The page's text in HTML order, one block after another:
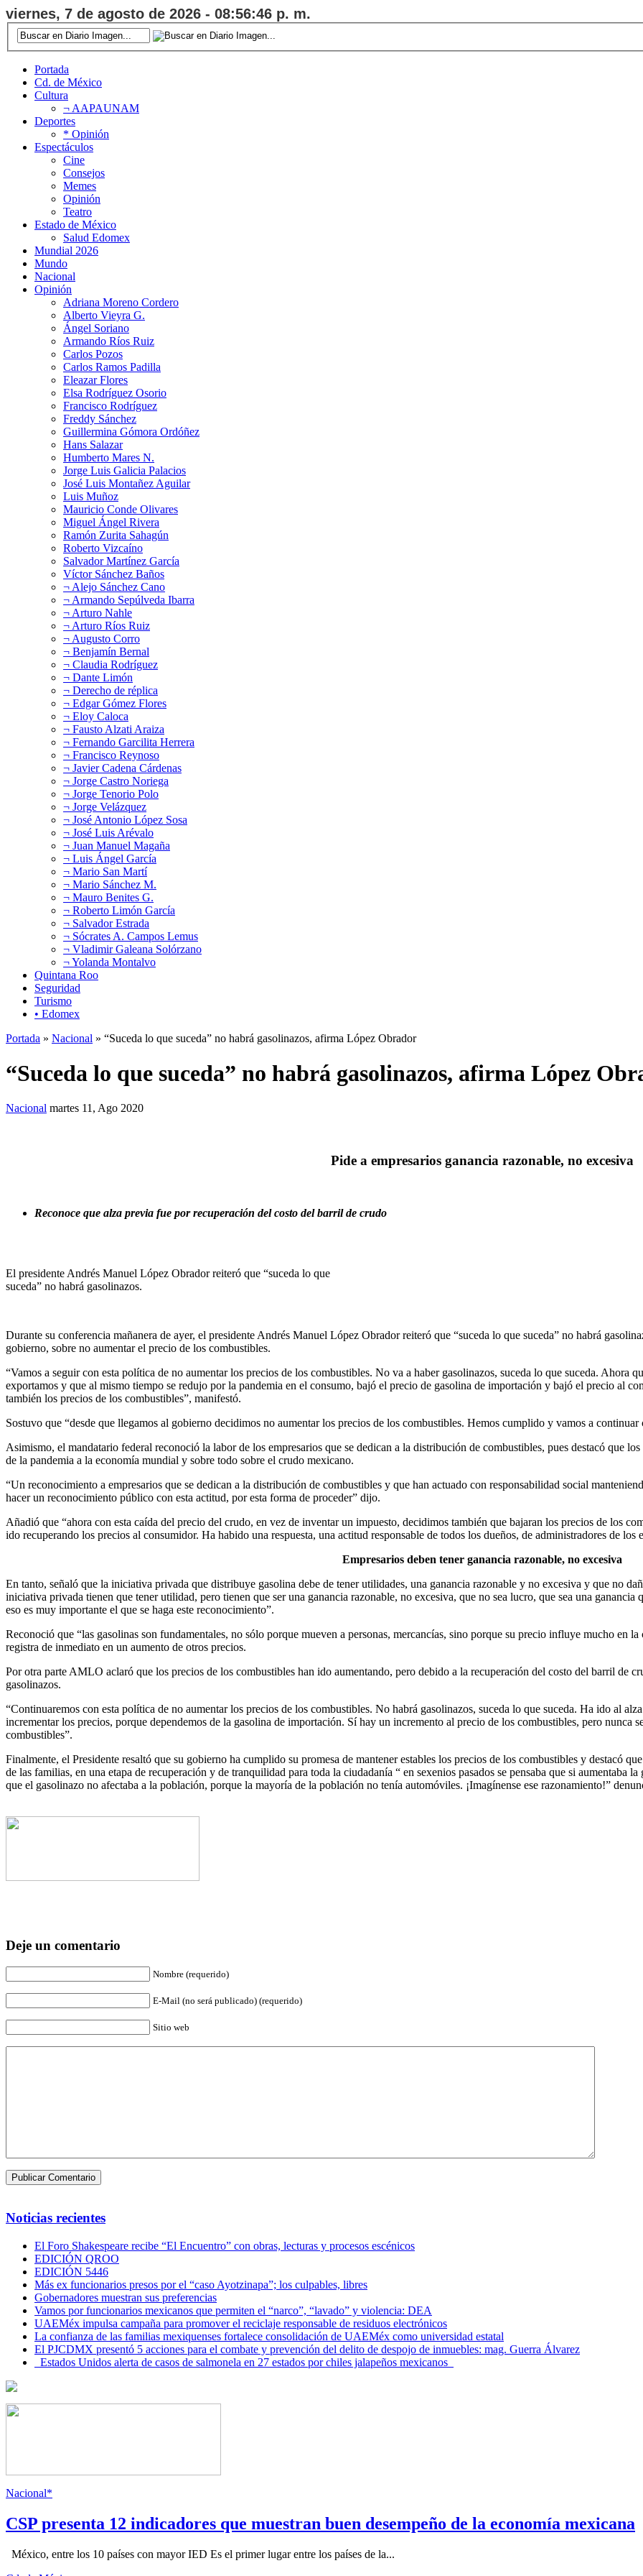
viernes, 7 de agosto de 2026 - 08:56:47 p. m.
Portada
Cd. de México
Cultura
¬ AAPAUNAM
Deportes
* Opinión
Espectáculos
Cine
Consejos
Memes
Opinión
Teatro
Estado de México
Salud Edomex
Mundial 2026
Mundo
Nacional
Opinión
Adriana Moreno Cordero
Alberto Vieyra G.
Ángel Soriano
Armando Ríos Ruiz
Carlos Pozos
Carlos Ramos Padilla
Eleazar Flores
Elsa Rodríguez Osorio
Francisco Rodríguez
Freddy Sánchez
Guillermina Gómora Ordóñez
Hans Salazar
Humberto Mares N.
Jorge Luis Galicia Palacios
José Luis Montañez Aguilar
Luis Muñoz
Mauricio Conde Olivares
Miguel Ángel Rivera
Ramón Zurita Sahagún
Roberto Vizcaíno
Salvador Martínez García
Víctor Sánchez Baños
¬ Alejo Sánchez Cano
¬ Armando Sepúlveda Ibarra
¬ Arturo Nahle
¬ Arturo Ríos Ruiz
¬ Augusto Corro
¬ Benjamín Bernal
¬ Claudia Rodríguez
¬ Dante Limón
¬ Derecho de réplica
¬ Edgar Gómez Flores
¬ Eloy Caloca
¬ Fausto Alzati Araiza
¬ Fernando Garcilita Herrera
¬ Francisco Reynoso
¬ Javier Cadena Cárdenas
¬ Jorge Castro Noriega
¬ Jorge Tenorio Polo
¬ Jorge Velázquez
¬ José Antonio López Sosa
¬ José Luis Arévalo
¬ Juan Manuel Magaña
¬ Luis Ángel García
¬ Mario San Martí
¬ Mario Sánchez M.
¬ Mauro Benites G.
¬ Roberto Limón García
¬ Salvador Estrada
¬ Sócrates A. Campos Lemus
¬ Vladimir Galeana Solórzano
¬ Yolanda Montalvo
Quintana Roo
Seguridad
Turismo
• Edomex
Portada » Nacional » “Suceda lo que suceda” no habrá gasolinazos, afirma López Obrador
“Suceda lo que suceda” no habrá gasolinazos, afirma López
Nacional martes 11, Ago 2020
Pide a empresarios ganancia razonable, no excesiva
Reconoce que alza previa fue por recuperación del costo del barril de crudo
El presidente Andrés Manuel López Obrador reiteró que “suceda lo que
suceda” no habrá gasolinazos.
Durante su conferencia mañanera de ayer, el presidente Andrés Manuel López Obrador reiteró que “suceda lo que suceda” no habrá
gobierno, sobre no aumentar el precio de los combustibles.
“Vamos a seguir con esta política de no aumentar los precios de los combustibles. No va a haber gasolinazos, suceda lo que suceda. Ahora
exportamos y que al mismo tiempo se redujo por la pandemia en el consumo, bajó el precio de gasolina de importación y bajó el precio al
también los precios de los combustibles”, manifestó.
Sostuvo que “desde que llegamos al gobierno decidimos no aumentar los precios de los combustibles. Hemos cumplido y vamos a continuar
Asimismo, el mandatario federal reconoció la labor de los empresarios que se dedican a la distribución de combustibles, pues destacó que
de la pandemia a la economía mundial y sobre todo sobre el crudo mexicano.
“Un reconocimiento a empresarios que se dedican a la distribución de combustibles y que han actuado con responsabilidad social
hacer un reconocimiento público con esta actitud, por esta forma de proceder” dijo.
Añadió que “ahora con esta caída del precio del crudo, en vez de inventar un impuesto, decidimos también que bajaran los precios de los
ido recuperando los precios al consumidor. Ha habido una respuesta, una actitud responsable de todos los dueños, de administradores de
Empresarios deben tener ganancia razonable, no excesiva
En tanto, señaló que la iniciativa privada que distribuye gasolina debe de tener utilidades, una ganancia razonable y no excesiva y que no
iniciativa privada tienen que tener utilidad, pero tienen que ser una ganancia razonable, no excesiva, que no sea lucro, que sea una
eso es muy importante el que se haga este reconocimiento”.
Reconoció que “las gasolinas son fundamentales, no sólo porque mueven a personas, mercancías, sino porque su precio influye mucho en
registra de inmediato en un aumento de otros precios.
Por otra parte AMLO aclaró que los precios de los combustibles han ido aumentando, pero debido a la recuperación del costo del barril de
gasolinazos.
“Continuaremos con esta política de no aumentar los precios de los combustibles. No habrá gasolinazos, suceda lo que suceda. Ha ido al
incrementar los precios, porque dependemos de la gasolina de importación. Sí hay un incremento al precio de los combustibles, pero nunca
combustibles”.
Finalmente, el Presidente resaltó que su gobierno ha cumplido su promesa de mantener estables los precios de los combustibles y destacó
de las familias, en una etapa de recuperación y de tranquilidad para toda la ciudadanía “ en sexenios pasados se pensaba que si aumentaba
que el gasolinazo no afectaba a la población, porque la mayoría de la población no tenía automóviles. ¡Imagínense ese razonamiento!”
Deje un comentario
Nombre (requerido)
E-Mail (no será publicado) (requerido)
Sitio web
Noticias recientes
El Foro Shakespeare recibe “El Encuentro” con obras, lecturas y procesos escénicos
EDICIÓN QROO
EDICIÓN 5446
Más ex funcionarios presos por el “caso Ayotzinapa”; los culpables, libres
Gobernadores muestran sus preferencias
Vamos por funcionarios mexicanos que permiten el “narco”, “lavado” y violencia: DEA
UAEMéx impulsa campaña para promover el reciclaje responsable de residuos electrónicos
La confianza de las familias mexiquenses fortalece consolidación de UAEMéx como universidad estatal
El PJCDMX presentó 5 acciones para el combate y prevención del delito de despojo de inmuebles: mag. Guerra Álvarez
Estados Unidos alerta de casos de salmonela en 27 estados por chiles jalapeños mexicanos
Nacional*
CSP presenta 12 indicadores que muestran buen desempeño de la economía mexicana
México, entre los 10 países con mayor IED Es el primer lugar entre los países de la...